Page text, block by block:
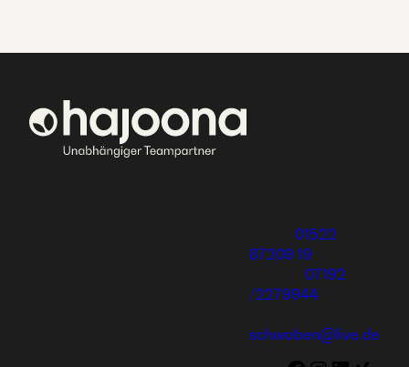
01522
87209 19
07192
/2279944
schwaben@live.de